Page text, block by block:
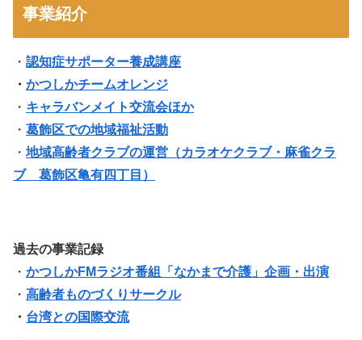
事業紹介
・ 認知症サポーター養成講座
・ かつしかチームオレンジ
・ キャラバンメイト交流会ほか
・ 葛飾区での地域福祉活動
・ 地域高齢者クラブの運営（カラオケクラブ・麻雀クラ
ブ 葛飾区亀有四丁目 ）
過去の事業記録
・ かつしかFMラジオ番組「なかまで介護」企画・出演
・ 高齢者ものづくりサークル
・ 台湾との国際交流